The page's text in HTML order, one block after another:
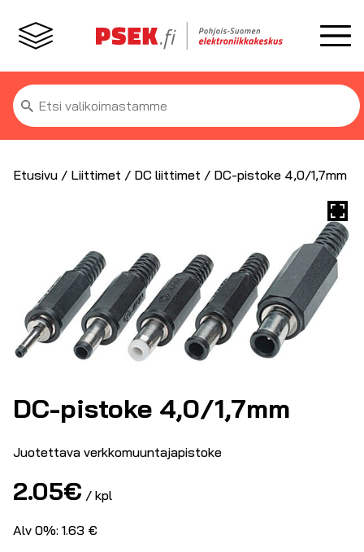
Etsi:
Etusivu / Liittimet / DC liittimet / DC-pistoke 4,0/1,7mm
DC-pistoke 4,0/1,7mm
Juotettava verkkomuuntajapistoke
2.05€ / kpl
Alv 0%: 1.63 €